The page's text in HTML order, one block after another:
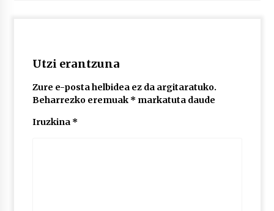
2026/07/02
Utzi erantzuna
Zure e-posta helbidea ez da argitaratuko.
Beharrezko eremuak * markatuta daude
Iruzkina *